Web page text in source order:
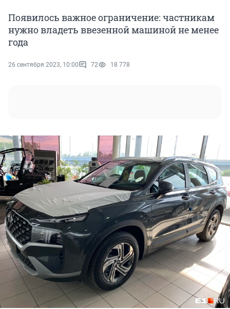
Появилось важное ограничение: частникам
нужно владеть ввезенной машиной не менее
года
26 сентября 2023, 10:00 72 18 778